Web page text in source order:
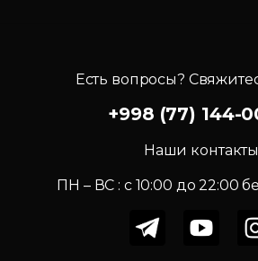
Есть вопросы?
+998 (77) 144-
Наши контакты
ПН – ВС : c 10:00 до 22:00